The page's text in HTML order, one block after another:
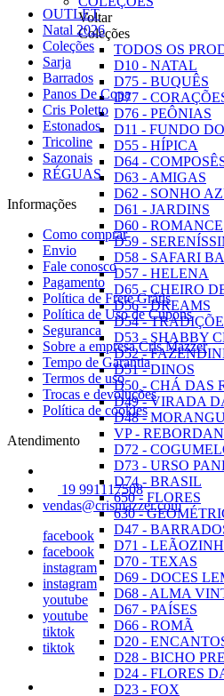
Voltar
Coleções
TODOS OS
D10 - NATAL
D75 - BUQUÊS
D77 -
D76 - PEÔNIAS
D11 - FUNDO
D55 - HÍPICA
D64 -
D63 - AMIGAS
D62 - SONHO
D61 - JARDINS
D60 - ROMANCE
D59 -
D58 - SAFARI
D57 - HELENA
D65 - CHEIRO
D56 - DREAMS
D54 -
D53 - SHABBY
D52 -
D51 - DINOS
D50 - CHÁ DAS
D49 - VIRADA
D48 -
VP -
D72 -
D73 - URSO
D74 - BRASIL
650 - FLORES
630 -
D47 -
D71 -
D70 - TEXAS
D69 - DOCES
D68 - ALMA
D67 - PAÍSES
D66 - ROMÃ
D20 -
D28 - BICHO
D24 - FLORES
D23 - FOX
OUTLET
Natal 2026
Coleções
Sarja
Barrados
Panos De Copa
Cris Poletto
Estonados
Tricoline
Sazonais
RÉGUAS
Informações
Como comprar
Envio
Fale conosco
Pagamento
Política de Frete Grátis
Política de Uso de Cupons
Seguranca
Sobre a empresa Cris Mazzer
Tempo de Garantia
Termos de uso
Trocas e devoluções
Política de cookies
Atendimento
19 991117508
vendas@crismazzer.com
facebook
facebook
instagram
instagram
youtube
youtube
tiktok
tiktok